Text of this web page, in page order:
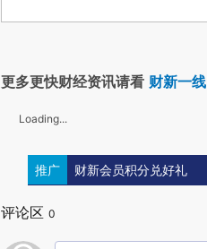
更多更快财经资讯请看 财新一线
Loading...
推广 财新会员积分兑好礼
评论区 0